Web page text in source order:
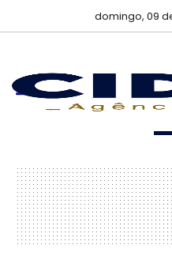
domingo, 09